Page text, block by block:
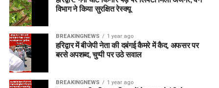
लिखित परीक्षा (One Tier / Two Tier Written Exam):
प्रश्नों पर आधारित परीक्षा आयोजित की जाएगी। कुछ तकनीकी
या उच्च स्तर के पदों के लिए दो चरणों (Tier-I और Tier-II) में
परीक्षा ली जा सकती है।
कौशल परीक्षा / एप्टीट्यूड टेस्ट (Skill Test):
ऑपरेटर, आईटी असिस्टेंट, लिफ्ट ऑपरेटर या फिटर जैसे पदों के
विभाग ने किया सुरक्षित रेस्क्यू
BREAKINGNEWS 1 year ago
हरिद्वार में बीजेपी नेता की दबंगई कैमरे में कैद, अफसर पर
बरसे अपशब्द, चुप्पी पर उठे सवाल
BREAKINGNEWS 1 year ago